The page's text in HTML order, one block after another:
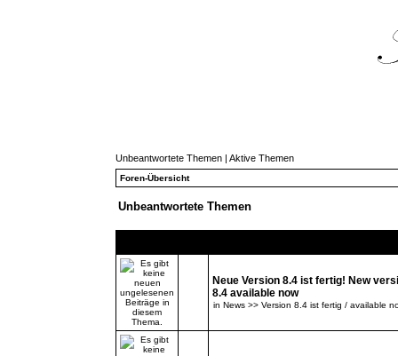
Unbeantwortete Themen | Aktive Themen
Foren-Übersicht
Unbeantwortete Themen
Neue Version 8.4 ist fertig! New
8.4 available now
in News >> Version 8.4 ist fertig / available